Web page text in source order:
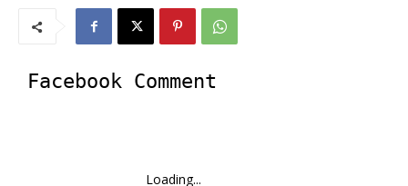
Facebook Comment
Loading...